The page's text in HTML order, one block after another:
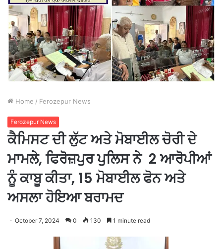
Home / Ferozepur News
Ferozepur News
ਕੈਮਿਸਟ ਦੀ ਲੁੱਟ ਅਤੇ ਮੋਬਾਈਲ ਚੋਰੀ ਦੇ
ਮਾਮਲੇ, ਫਿਰੋਜ਼ਪੁਰ ਪੁਲਿਸ ਨੇ 2 ਆਰੋਪੀਆਂ
ਨੂੰ ਕਾਬੂ ਕੀਤਾ, 15 ਮੋਬਾਈਲ ਫੋਨ ਅਤੇ
ਅਸਲਾ ਹੋਇਆ ਬਰਾਮਦ
October 7, 2024 0 130 1 minute read